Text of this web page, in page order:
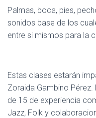
Palmas, boca, pies,
sonidos base de los
entre si mismos para la
Estas clases estarán
Zoraida Gambino Pérez.
de 15 de experiencia
Jazz, Folk y